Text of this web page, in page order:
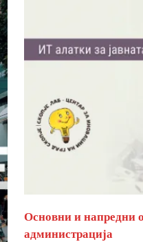
Основни и напредни
администрација